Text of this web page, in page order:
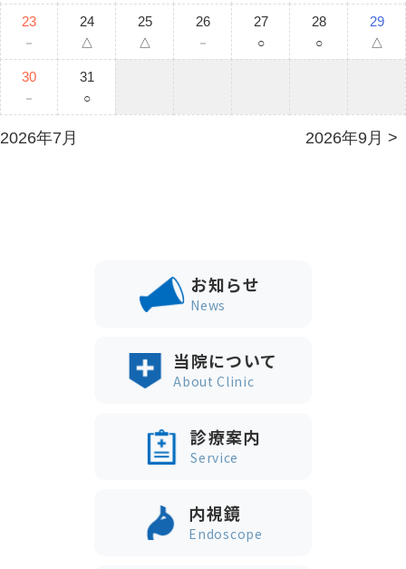
23
－
24
△
25
△
26
－
27
○
28
○
29
△
30
－
31
○
2026年7月 2026年9月
お知らせ
News
当院について
About Clinic
診療案内
Service
内視鏡
Endoscope